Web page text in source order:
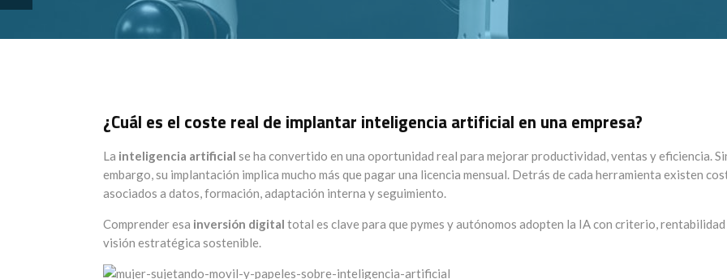
¿Cuál es el coste real de implantar inteligencia artificial en una empresa?
La inteligencia artificial se ha convertido en una oportunidad real para mejorar productividad, ventas y eficiencia.
embargo, su implantación implica mucho más que pagar una licencia mensual. Detrás de cada herramienta existen
asociados a datos, formación, adaptación interna y seguimiento.
Comprender esa inversión digital total es clave para que pymes y autónomos adopten la IA con criterio,
visión estratégica sostenible.